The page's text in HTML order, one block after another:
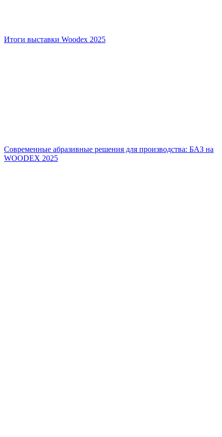
Итоги выставки Woodex 2025
Современные абразивные решения для производства: БАЗ на
WOODEX 2025